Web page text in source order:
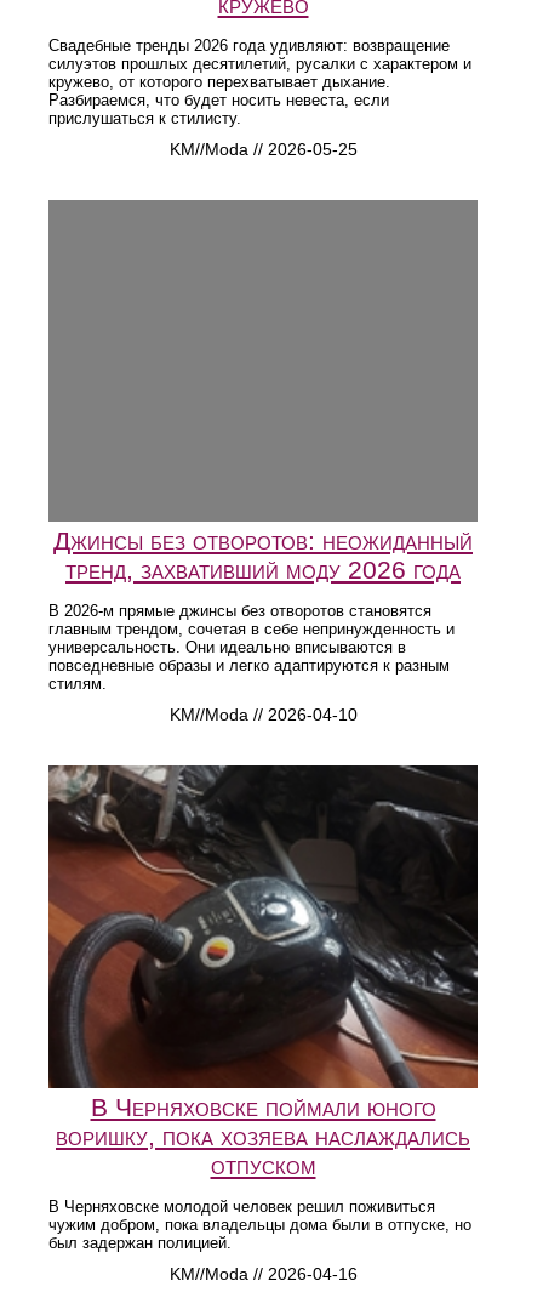
Свадебные тренды 2026 года удивляют: возвращение
силуэтов прошлых десятилетий, русалки с характером и
кружево, от которого перехватывает дыхание.
Разбираемся, что будет носить невеста, если
прислушаться к стилисту.
KM//Moda // 2026-05-25
Джинсы без отворотов: неожиданный
тренд, захвативший моду 2026 года
В 2026-м прямые джинсы без отворотов становятся
главным трендом, сочетая в себе непринужденность и
универсальность. Они идеально вписываются в
повседневные образы и легко адаптируются к разным
стилям.
KM//Moda // 2026-04-10
В Черняховске поймали юного
воришку, пока хозяева наслаждались
отпуском
В Черняховске молодой человек решил поживиться
чужим добром, пока владельцы дома были в отпуске, но
был задержан полицией.
KM//Moda // 2026-04-16